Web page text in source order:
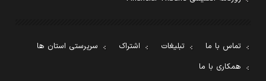
تماس با ما تبلیغات اشتراک
سرپرستی استان ها
همکاری با ما